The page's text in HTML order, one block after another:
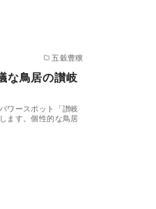
五穀豊穣
な鳥居の讃岐
ワースポット「讃岐
ます。個性的な鳥居